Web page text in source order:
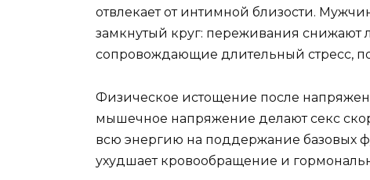
отвлекает от интимной близости.
замкнутый круг: переживания
сопровождающие длительный стресс,
Физическое истощение после
мышечное напряжение делают секс
всю энергию на поддержание базовых
ухудшает кровообращение и